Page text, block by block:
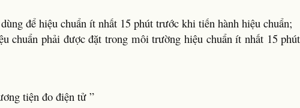
để hiệu chuẩn ít nhất 15 phút trước khi tiến hành hiệu chuẩn;
chuẩn phải được đặt trong môi trường hiệu chuẩn ít nhất 15
tiện đo điện tử ”